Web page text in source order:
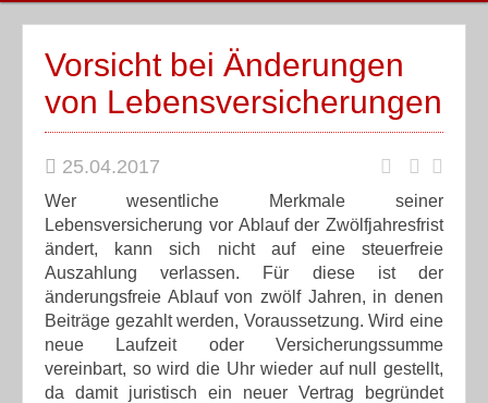
Vorsicht bei Änderungen
von Lebensversicherungen
25.04.2017
Wer wesentliche Merkmale seiner
Lebensversicherung vor Ablauf der Zwölfjahresfrist
ändert, kann sich nicht auf eine steuerfreie
Auszahlung verlassen. Für diese ist der
änderungsfreie Ablauf von zwölf Jahren, in denen
Beiträge gezahlt werden, Voraussetzung. Wird eine
neue Laufzeit oder Versicherungssumme
vereinbart, so wird die Uhr wieder auf null gestellt,
da damit juristisch ein neuer Vertrag begründet